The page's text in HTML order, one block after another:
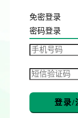
免密登录
密码登录
登录/